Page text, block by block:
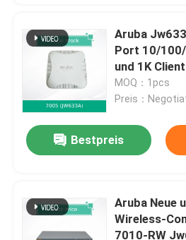
Produkte
Aruba
Port 10/
und 1K
Original
MOQ：1pcs
Preis：
Bestpreis
Aruba Neue
Wireless-
7010-RW